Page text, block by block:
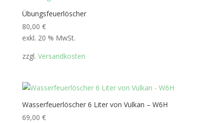
Übungsfeuerlöscher
80,00 €
exkl. 20 % MwSt.
zzgl. Versandkosten
Wasserfeuerlöscher 6 Liter von Vulkan – W6H
69,00 €